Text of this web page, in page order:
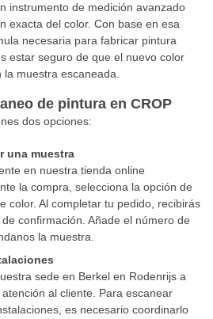
instrumento de medición avanzado
exacta del color. Con base en esa
necesaria para fabricar pintura
estar seguro de que el nuevo color
muestra escaneada.
de pintura en CROP
dos opciones:
una muestra
en nuestra tienda online
la compra, selecciona la opción de
color. Al completar tu pedido, recibirás
confirmación. Añade el número de
la muestra.
sede en Berkel en Rodenrijs a
al cliente. Para escanear
es necesario coordinarlo